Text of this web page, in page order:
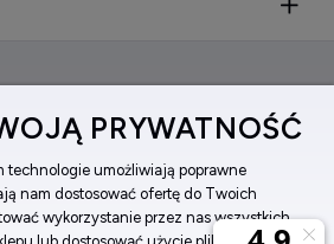
woj. małopolskie
PRYWATNOŚĆ
technologie umożliwiają poprawne
nam dostosować ofertę do Twoich
wykorzystanie przez nas wszystkich